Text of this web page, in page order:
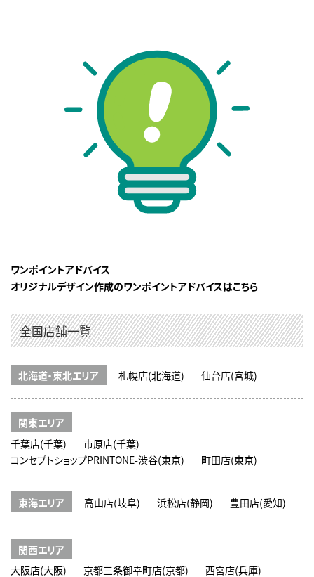
ワンポイントアドバイス
オリジナルデザイン作成のワンポイントアドバイスはこちら
全国店舗一覧
北海道・東北エリア 札幌店(北海道) 仙台店(宮城)
関東エリア
千葉店(千葉)
市原店(千葉)
コンセプトショップPRINTONE-渋谷(東京)
町田店(東京)
東海エリア 高山店(岐阜) 浜松店(静岡) 豊田店(愛知)
関西エリア
大阪店(大阪)
京都三条御幸町店(京都) 西宮店(兵庫)